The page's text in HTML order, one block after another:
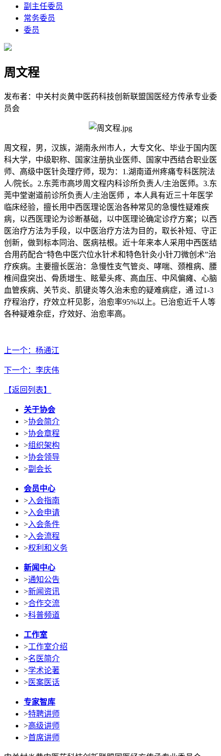
副主任委员
常务委员
委员
周文程
发布者：中关村炎黄中医药科技创新联盟国医经方传承专业委
员会
周文程，男，汉族，湖南永州市人，大专文化、毕业于国内医
科大学，中级职称、国家注册执业医师、国家中西结合职业医
师、高级中医针灸理疗师，现为：1.湖南道州疼痛专科医院法
人/院长。2.东莞市高埗周文程内科诊所负责人/主治医师。3.东
莞中堂谢道前诊所负责人/主治医师 ，本人具有近三十年医学
临床经验，擅长用中西医理论医治各种常见的急慢性疑难疾
病，以西医理论为诊断基础，以中医理论确定诊疗方案；以西
医治疗方法为手段，以中医治疗方法为目的，取长补短、守正
创新，做到标本同治、医病祛根。近十年来本人采用中西医结
合用药配合“特色中医穴位水针术和特色针灸小针刀微创术”治
疗疾病。主要擅长医治：急慢性支气管炎、哮喘、颈椎病、腰
椎间盘突出、骨质增生、眩晕头疼、高血压、中风偏瘫、心脑
血管疾病、关节炎、肌键炎等久治未愈的疑难病症，通 过1-3
疗程治疗，疗效立杆见影，治愈率95%以上。已治愈近千人等
各种疑难杂症，疗效好、治愈率高。
上一个：杨通江
下一个：李庆伟
【返回列表】
关于协会
>协会简介
>协会章程
>组织架构
>协会领导
>副会长
会员中心
>入会指南
>入会申请
>入会条件
>入会流程
>权利和义务
新闻中心
>通知公告
>新闻资讯
>合作交流
>科普频道
工作室
>工作室介绍
>名医简介
>学术论著
>医案医话
专家智库
>特聘讲师
>高级讲师
>首席讲师